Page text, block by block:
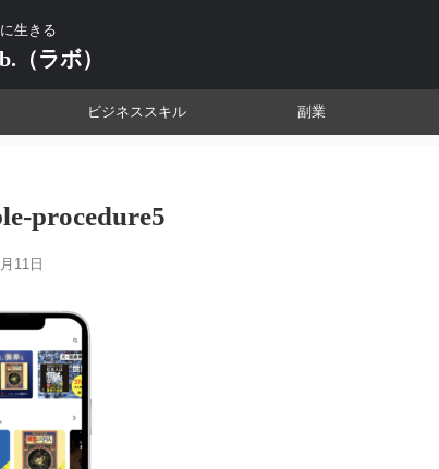
生きる
（ラボ）
ビジネススキル 副業
procedure5
11日